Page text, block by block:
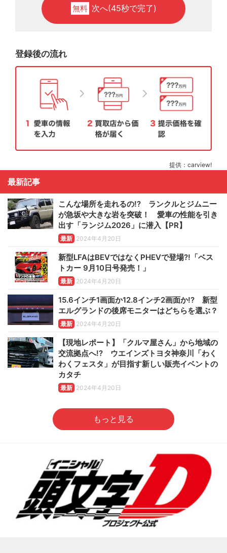
無料 次へ(45秒で完了)
登録後の流れ
提供：carview!
最新記事
こんな場所を走れるの!? ランクルとジムニー
が急坂や大きな岩を突破！ 愛車の性能を引き
出す「ランジム2026」に潜入【PR】
最新 2024年4月20日
新型LFAはBEVではなくPHEVで登場?!「ベス
トカー 9月10日号発売！」
最新 2024年4月20日
15.6インチ1画面か12.8インチ2画面か!? 新型
エルグランドの後席モニターはどちらを選ぶ？
最新 2024年4月20日
【現地レポート】「クルマ屋さん」から地域の
交流拠点へ!? ウエインズトヨタ神奈川「わく
わくフェスタ」が目指す新しい販売イベントの
カタチ
最新 2024年4月20日
もっと見る